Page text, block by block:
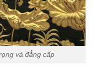
và đẳng cấp